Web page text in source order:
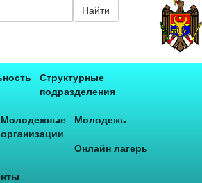
Найти
Структурные
подразделения
Молодежные
организации
Молодежь
Онлайн лагерь